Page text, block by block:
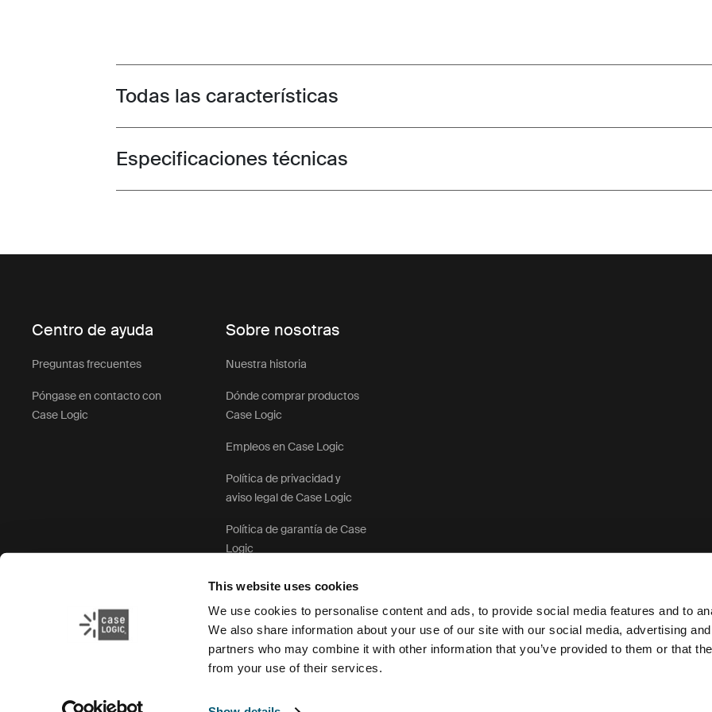
This website uses cookies
We use cookies to personalise content and ads, to provide social media features and to
We also share information about your use of our site with our social media, advertising
partners who may combine it with other information that you’ve provided to them or that
from your use of their services.
Toggle features
Todas las características
Toggle techspec
Especificaciones técnicas
Centro de ayuda
Preguntas frecuentes
Póngase en contacto con
Case Logic
Sobre nosotras
Nuestra historia
Dónde comprar productos
Case Logic
Empleos en Case Logic
Política de privacidad y
aviso legal de Case Logic
Política de garantía de Case
Logic
Política de privacidad y aviso legal de Case Logic